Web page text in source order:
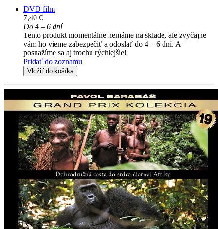
DVD film
7,40 €
Do 4 – 6 dní
Tento produkt momentálne nemáme na sklade, ale zvyčajne
vám ho vieme zabezpečiť a odoslať do 4 – 6 dní. A
posnažíme sa aj trochu rýchlejšie!
Pridať do zoznamu
Vložiť do košíka